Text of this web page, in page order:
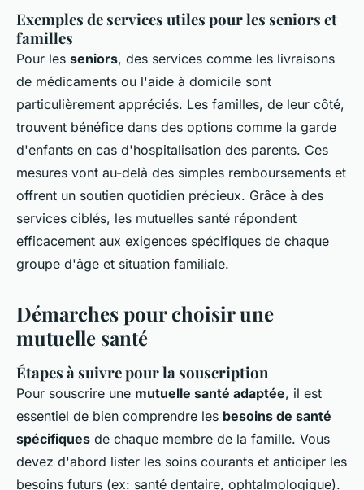
Exemples de services utiles pour les seniors et
familles
Pour les seniors, des services comme les livraisons
de médicaments ou l'aide à domicile sont
particulièrement appréciés. Les familles, de leur côté,
trouvent bénéfice dans des options comme la garde
d'enfants en cas d'hospitalisation des parents. Ces
mesures vont au-delà des simples remboursements et
offrent un soutien quotidien précieux. Grâce à des
services ciblés, les mutuelles santé répondent
efficacement aux exigences spécifiques de chaque
groupe d'âge et situation familiale.
Démarches pour choisir une
mutuelle santé
Étapes à suivre pour la souscription
Pour souscrire une mutuelle santé adaptée, il est
essentiel de bien comprendre les besoins de santé
spécifiques de chaque membre de la famille. Vous
devez d'abord lister les soins courants et anticiper les
besoins futurs (ex: santé dentaire, ophtalmologique).